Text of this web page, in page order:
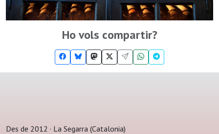
Ho vols compartir?
Des de 2012 · La Segarra (Catalonia)